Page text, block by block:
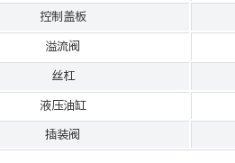
控制盖板
溢流阀
丝杠
液压油缸
插装阀